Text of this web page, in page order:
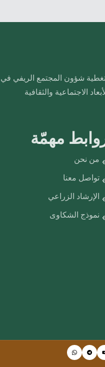
شؤون المجتمع الريفي في
الاجتماعية والثقافية
مهمّة
من نحن
تواصل معنا
الإرشاد الزراعي
نموذج الشكاوى